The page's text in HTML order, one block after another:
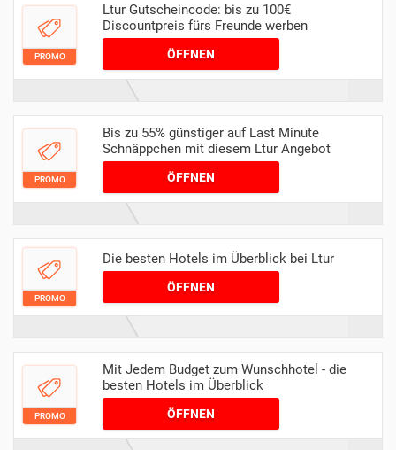
PROMO
Ltur Gutscheincode: bis zu 100€
Discountpreis fürs Freunde werben
ÖFFNEN
PROMO
Bis zu 55% günstiger auf Last Minute
Schnäppchen mit diesem Ltur Angebot
ÖFFNEN
PROMO
Die besten Hotels im Überblick bei Ltur
ÖFFNEN
PROMO
Mit Jedem Budget zum Wunschhotel - die
besten Hotels im Überblick
ÖFFNEN